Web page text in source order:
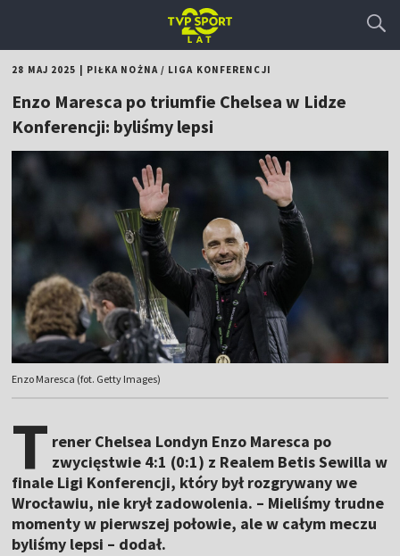
28 MAJ 2025 PIŁKA NOŻNA/ LIGA KONFERENCJI
Enzo Maresca po triumfie Chelsea w Lidze
Konferencji: byliśmy lepsi
Enzo Maresca (fot. Getty Images)
T rener Chelsea Londyn Enzo Maresca po
zwycięstwie 4:1 (0:1) z Realem Betis Sewilla w
finale Ligi Konferencji, który był rozgrywany we
Wrocławiu, nie krył zadowolenia. – Mieliśmy trudne
momenty w pierwszej połowie, ale w całym meczu
byliśmy lepsi – dodał.